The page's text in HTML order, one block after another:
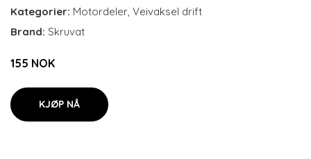
Kategorier: Motordeler, Veivaksel drift
Brand: Skruvat
155 NOK
KJØP NÅ